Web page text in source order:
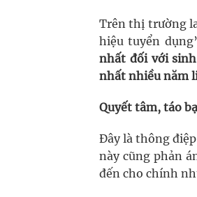
Trên thị trường
hiệu tuyển
nhất đối với
nhất nhiều năm
Quyết tâm, táo
Đây là thông
này cũng phản
đến cho chính